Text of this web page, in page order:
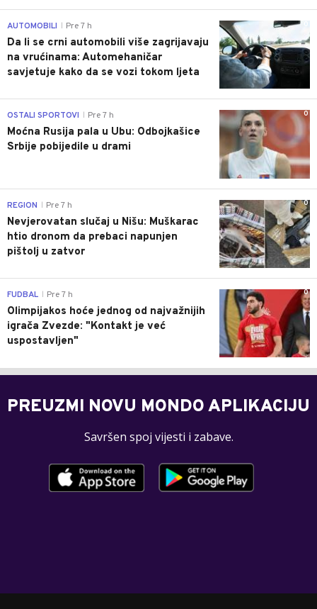
0
AUTOMOBILI Pre 7 h
Da li se crni automobili više zagrijavaju
na vrućinama: Automehaničar
savjetuje kako da se vozi tokom ljeta
0
OSTALI SPORTOVI Pre 7 h
Moćna Rusija pala u Ubu: Odbojkašice
Srbije pobijedile u drami
0
REGION Pre 7 h
Nevjerovatan slučaj u Nišu: Muškarac
htio dronom da prebaci napunjen
pištolj u zatvor
0
FUDBAL Pre 7 h
Olimpijakos hoće jednog od najvažnijih
igrača Zvezde: "Kontakt je već
uspostavljen"
PREUZMI NOVU MONDO APLIKACIJU
Savršen spoj vijesti i zabave.